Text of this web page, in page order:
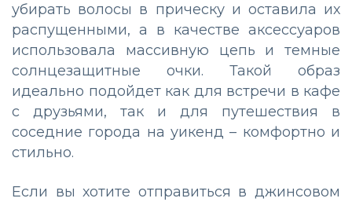
убирать волосы в прическу и оставила их
распущенными, а в качестве аксессуаров
использовала массивную цепь и темные
солнцезащитные очки. Такой образ
идеально подойдет как для встречи в кафе
с друзьями, так и для путешествия в
соседние города на уикенд – комфортно и
стильно.
Если вы хотите отправиться в джинсовом